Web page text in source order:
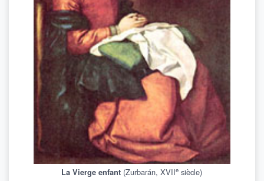
La Vierge enfant (Zurbarán, XVIIe siècle)